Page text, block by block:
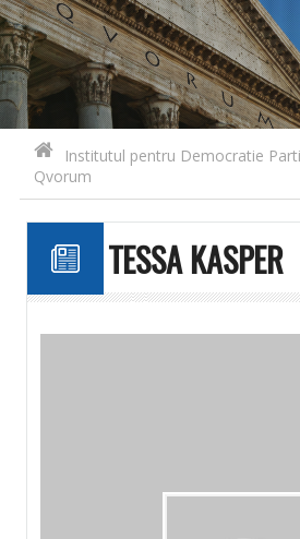
Contact
Skip to content
Institutul pentru Democratie
Qvorum
TESSA KASPER